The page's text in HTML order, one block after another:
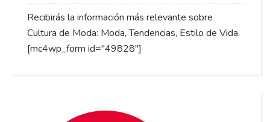
Recibirás la información más relevante sobre
Cultura de Moda: Moda, Tendencias, Estilo de Vida.
[mc4wp_form id="49828"]